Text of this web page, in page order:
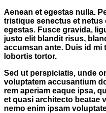
Aenean et egestas nulla.
tristique senectus et netus
egestas. Fusce gravida,
justo elit blandit risus,
accumsan ante. Duis id
lobortis tortor.
Sed ut perspiciatis, unde
voluptatem accusantium
rem aperiam eaque ipsa,
et quasi architecto beatae
nemo enim ipsam